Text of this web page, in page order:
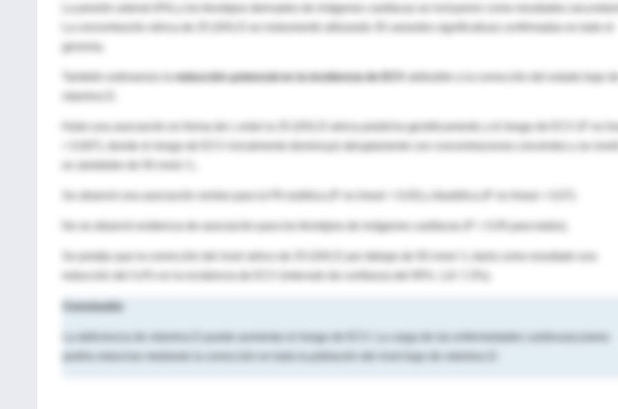
La presión arterial (PA) y los fenotipos derivados de imágenes cardíacas se incluyeron como resultados
La concentración sérica de 25 (OH) D se instrumentó utilizando 35 variantes significativas confirmadas en todo el
genoma.
reducción potencial en la incidencia de ECV
Hubo una asociación en forma de L entre la 25 (OH) D sérica predicha genéticamente y el riesgo de ECV (P no
= 0,007), donde el riesgo de ECV inicialmente disminuyó abruptamente con concentraciones crecientes y se
No se observó evidencia de asociación para los fenotipos de imágenes cardíacas (P = 0.05 para todos).
Conclusión
La deficiencia de vitamina D puede aumentar el riesgo de ECV. La carga de las enfermedades cardiovasculares